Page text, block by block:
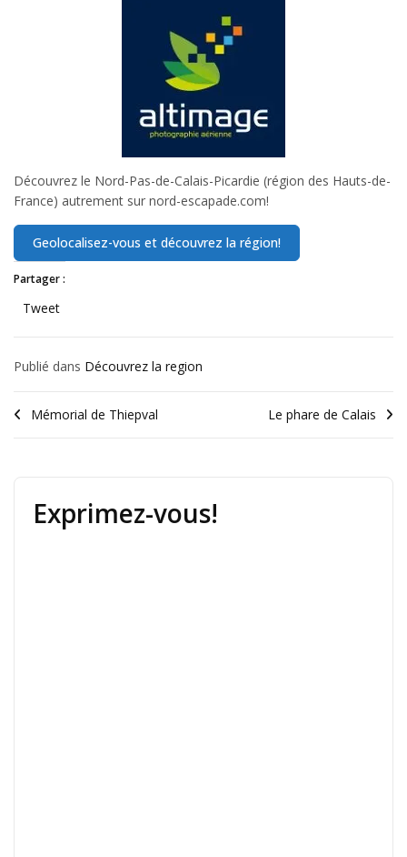
Découvrez le Nord-Pas-de-Calais-Picardie (région des Hauts-de-
France) autrement sur nord-escapade.com!
Partager :
Tweet
Publié dans Découvrez la region
Mémorial de Thiepval Le phare de Calais
Exprimez-vous!